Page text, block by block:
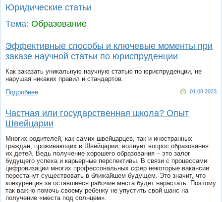
Юридические статьи
Тема: Образование
Эффективные способы и ключевые моменты при
заказе научной статьи по юриспруденции
Как заказать уникальную научную статью по юриспруденции, не
нарушая никаких правил и стандартов.
Подробнее
01.08.2023
Частная или государственная школа? Опыт
Швейцарии
Многих родителей, как самих швейцарцев, так и иностранных
граждан, проживающих в Швейцарии, волнует вопрос образования
их детей. Ведь получение хорошего образования – это залог
будущего успеха и карьерные перспективы. В связи с процессами
цифровизации многих профессональных сфер некоторые вакансии
перестанут существовать в ближайшем будущем. Это значит, что
конкуренция за оставшиеся рабочие места будет нарастать. Поэтому
так важно помочь своему ребенку не упустить свой шанс на
получение «места под солнцем».